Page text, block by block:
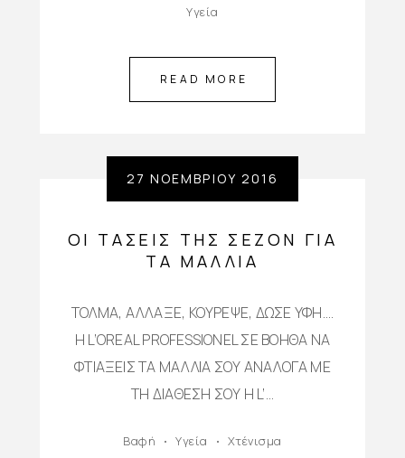
Υγεία
READ MORE
27 ΝΟΕΜΒΡΊΟΥ 2016
ΟΙ ΤΆΣΕΙΣ ΤΗΣ ΣΕΖΌΝ ΓΙΑ
ΤΑ ΜΑΛΛΙΆ
ΤΟΛΜΑ, ΑΛΛΑΞΕ, ΚΟΥΡΕΨΕ, ΔΩΣΕ ΥΦΗ….
Η L’OREAL PROFESSIONEL ΣΕ ΒΟΗΘΑ ΝΑ
ΦΤΙΑΞΕΙΣ ΤΑ ΜΑΛΛΙΑ ΣΟΥ ΑΝΑΛΟΓΑ ΜΕ
ΤΗ ΔΙΑΘΕΣΗ ΣΟΥ Η L’…
Βαφή Υγεία Χτένισμα